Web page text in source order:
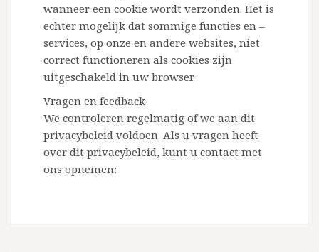
wanneer een cookie wordt verzonden. Het is
echter mogelijk dat sommige functies en –
services, op onze en andere websites, niet
correct functioneren als cookies zijn
uitgeschakeld in uw browser.
Vragen en feedback
We controleren regelmatig of we aan dit
privacybeleid voldoen. Als u vragen heeft
over dit privacybeleid, kunt u contact met
ons opnemen: